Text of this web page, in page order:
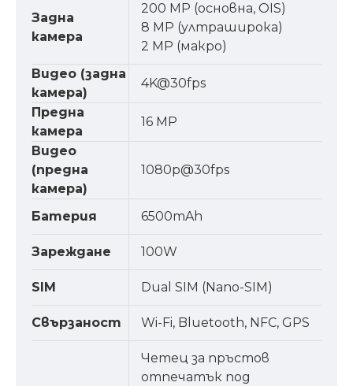
Задна
камера
200 MP (основна, OIS)
8 MP (ултраширока)
2 MP (макро)
Видео (задна
камера)
4K@30fps
Предна
камера
16 MP
Видео
(предна
камера)
1080p@30fps
Батерия 6500mAh
Зареждане 100W
SIM Dual SIM (Nano-SIM)
Свързаност Wi-Fi, Bluetooth, NFC, GPS
Четец за пръстов
отпечатък под